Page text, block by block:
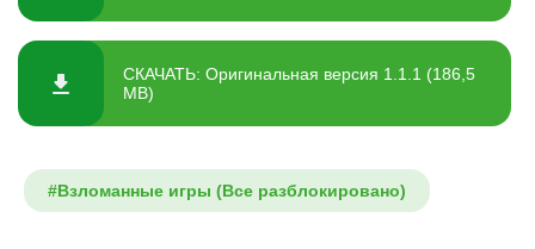
СКАЧАТЬ: Оригинальная версия 1.1.1 (186,5
MB)
#Взломанные игры (Все разблокировано)